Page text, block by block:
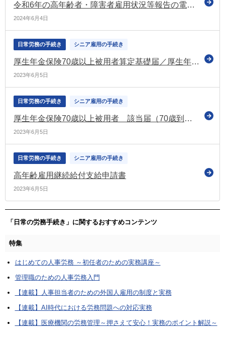
令和6年の高年齢者・障害者雇用状況等報告の電子申請による提出 その方法も公表（厚労省）
2024年6月4日
日常労務の手続き シニア雇用の手続き
厚生年金保険70歳以上被用者算定基礎届／厚生年金保険70歳以上被用者月額変更届／厚生年金保険70歳以上被用者賞与支払届
2023年6月5日
日常労務の手続き シニア雇用の手続き
厚生年金保険70歳以上被用者 該当届（70歳到達届）
2023年6月5日
日常労務の手続き シニア雇用の手続き
高年齢雇用継続給付支給申請書
2023年6月5日
「日常の労務手続き」に関するおすすめコンテンツ
特集
はじめての人事労務 ～初任者のための実務講座～
管理職のための人事労務入門
【連載】人事担当者のための外国人雇用の制度と実務
【連載】AI時代における労務問題への対応実務
【連載】医療機関の労務管理～押さえて安心！実務のポイント解説～